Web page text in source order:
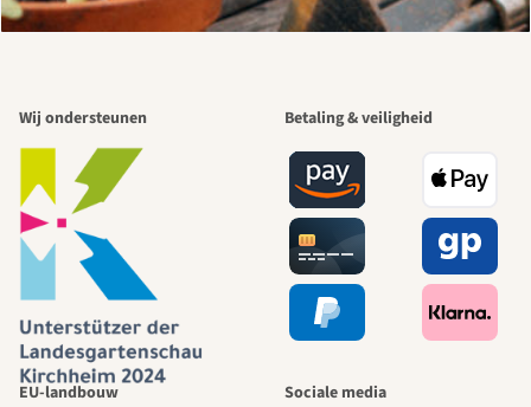
Wij ondersteunen Betaling & veiligheid
EU-landbouw Sociale media